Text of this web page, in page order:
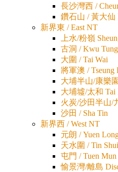
長沙灣西 /
鑽石山 / 黃大仙
新界東 / East NT
上水/粉嶺
古洞 / Kwu Tung
大圍 / Tai Wai
將軍澳 / Tseung
大埔半山/康樂
大埔墟/太和 Tai
火炭/沙田半山/
沙田 / Sha Tin
新界西 / West NT
元朗 / Yuen
天水圍 / Tin
屯門 / Tuen Mun
愉景灣/離島